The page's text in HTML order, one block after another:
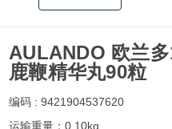
AULANDO 欧兰
鹿鞭精华丸90粒
编码 : 9421904537620
运输重量：0.10kg